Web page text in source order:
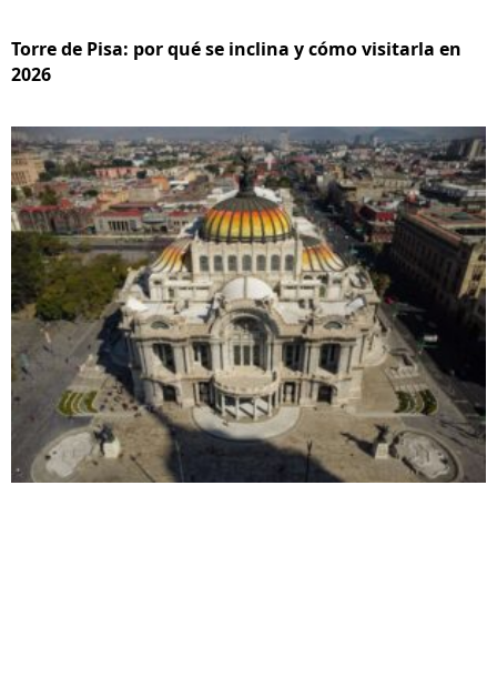
Torre de Pisa: por qué se inclina y cómo visitarla en
2026